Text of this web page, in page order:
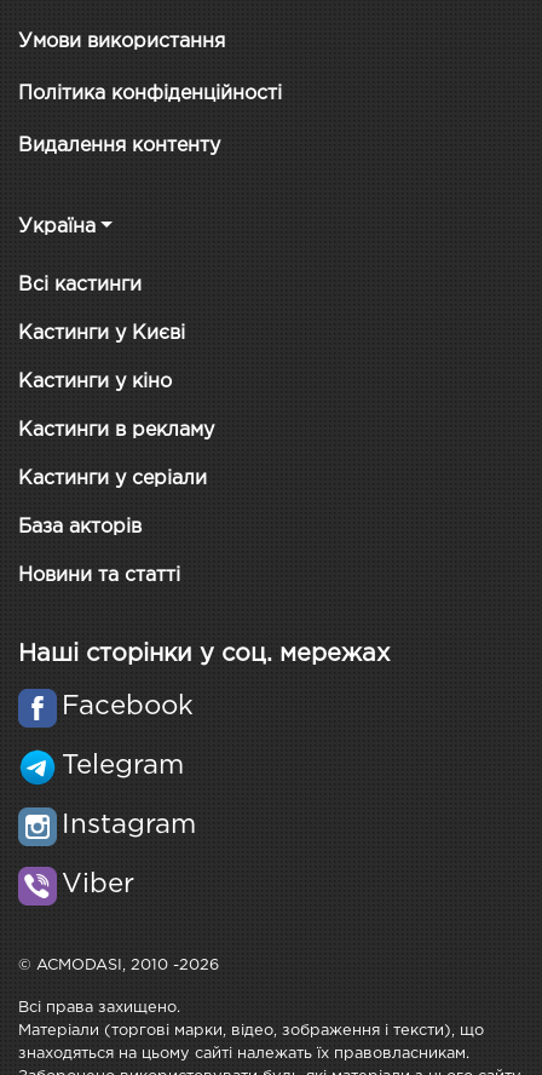
Умови використання
Політика конфіденційності
Видалення контенту
Україна
Всі кастинги
Кастинги у Києві
Кастинги у кіно
Кастинги в рекламу
Кастинги у серіали
База акторів
Новини та статті
Наші сторінки у соц. мережах
Facebook
Telegram
Instagram
Viber
© ACMODASI, 2010 -2026
Всі права захищено.
Матеріали (торгові марки, відео, зображення і тексти), що
знаходяться на цьому сайті належать їх правовласникам.